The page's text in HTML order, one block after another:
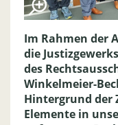
Im Rahmen der
die
des
Winkelmeier-
Hintergrund der
Elemente in